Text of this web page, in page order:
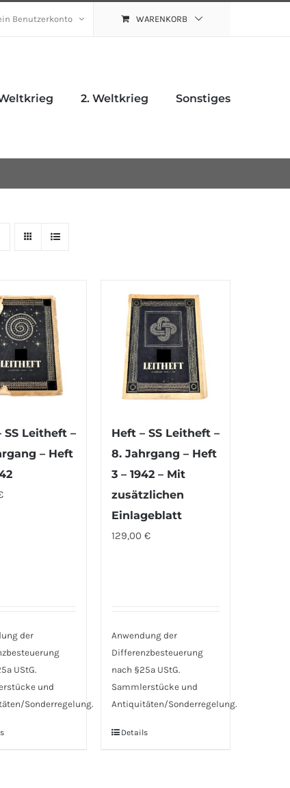
Benutzerkonto WARENKORB
2. Weltkrieg Sonstiges
SS Leitheft –
– Heft
der
UStG.
und
Sonderregelung.
Heft – SS Leitheft –
8. Jahrgang – Heft
3 – 1942 – Mit
zusätzlichen
Einlageblatt
129,00 €
Anwendung der
Differenzbesteuerung
nach §25a UStG.
Sammlerstücke und
Antiquitäten/Sonderregelung.
Details